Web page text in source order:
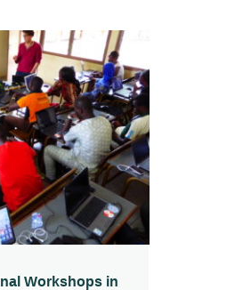
Workshops in